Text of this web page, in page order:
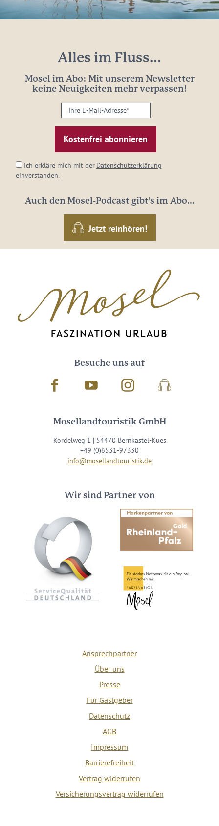
Alles im Fluss...
Mosel im Abo: Mit unserem Newsletter
keine Neuigkeiten mehr verpassen!
Ihre
E-
Mail-
Adresse:
Ich erkläre mich mit der Datenschutzerklärung
einverstanden.
Auch den Mosel-Podcast gibt's im Abo...
Jetzt reinhören!
Besuche uns auf
Facebook Youtube InstagramPodcast
Mosellandtouristik GmbH
Kordelweg 1 | 54470 Bernkastel-Kues
+49 (0)6531-97330
info@mosellandtouristik.de
Wir sind Partner von
Ansprechpartner
Über uns
Presse
Für Gastgeber
Datenschutz
AGB
Impressum
Barrierefreiheit
Vertrag widerrufen
Versicherungsvertrag widerrufen